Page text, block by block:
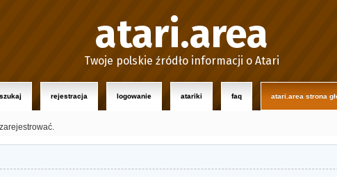
atari.area
Twoje polskie źródło informacji o Atari
szukaj rejestracja logowanie atariki faq atari.area strona